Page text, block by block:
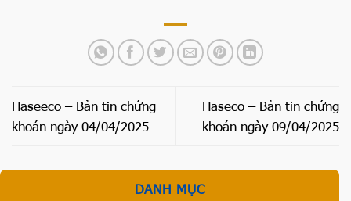
Haseeco – Bản tin chứng
khoán ngày 04/04/2025
Haseco – Bản tin chứng
khoán ngày 09/04/2025
DANH MỤC